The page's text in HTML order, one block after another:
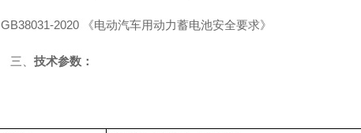
GB38031-2020 《电动汽车用动力蓄电池安全要求》
三、 技术参数：